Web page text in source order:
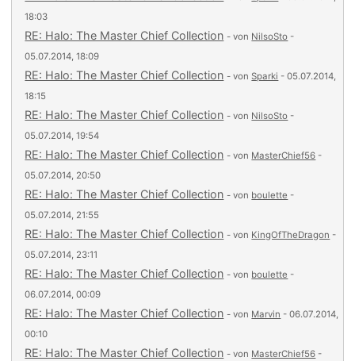
18:03
RE: Halo: The Master Chief Collection - von NilsoSto -
05.07.2014, 18:09
RE: Halo: The Master Chief Collection - vonSparki - 05.07.2014,
18:15
RE: Halo: The Master Chief Collection - von NilsoSto -
05.07.2014, 19:54
RE: Halo: The Master Chief Collection - von MasterChief56 -
05.07.2014, 20:50
RE: Halo: The Master Chief Collection - von boulette -
05.07.2014, 21:55
RE: Halo: The Master Chief Collection - von KingOfTheDragon -
05.07.2014, 23:11
RE: Halo: The Master Chief Collection - von boulette -
06.07.2014, 00:09
RE: Halo: The Master Chief Collection - von Marvin - 06.07.2014,
00:10
RE: Halo: The Master Chief Collection - von MasterChief56 -